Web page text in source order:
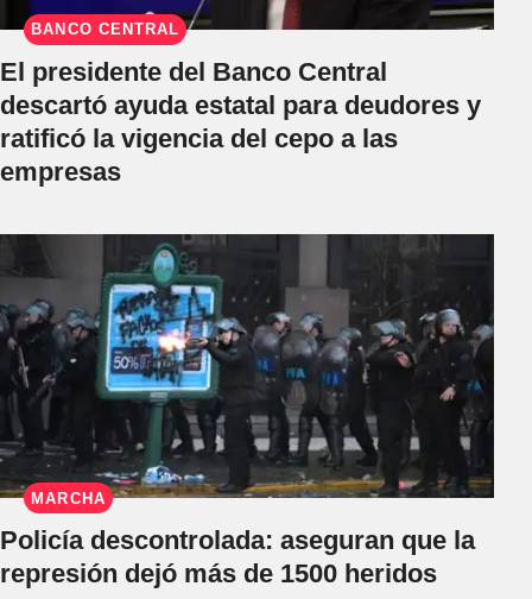
BANCO CENTRAL
El presidente del Banco Central
descartó ayuda estatal para deudores y
ratificó la vigencia del cepo a las
empresas
MARCHA
Policía descontrolada: aseguran que la
represión dejó más de 1500 heridos